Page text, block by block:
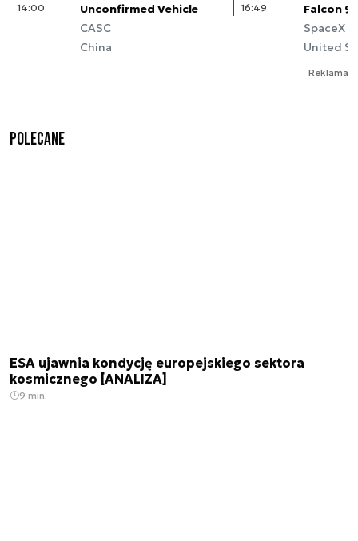
14:00
Unconfirmed Vehicle
CASC
China
16:49
Falcon 9
SpaceX
United
Reklama
Polecane
ESA ujawnia kondycję europejskiego sektora
kosmicznego [ANALIZA]
9 min.